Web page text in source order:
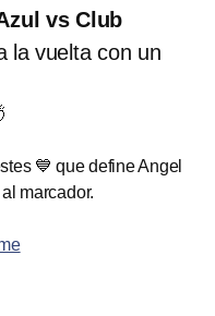
vs Club
la vuelta con un
💙 que define Angel
marcador.